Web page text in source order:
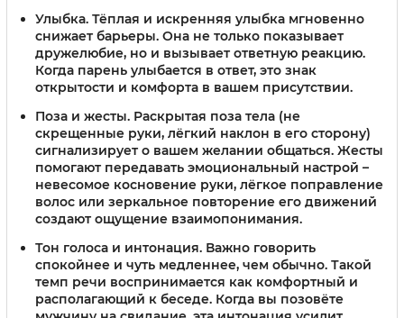
Улыбка. Тёплая и искренняя улыбка мгновенно
снижает барьеры. Она не только показывает
дружелюбие, но и вызывает ответную реакцию.
Когда парень улыбается в ответ, это знак
открытости и комфорта в вашем присутствии.
Поза и жесты. Раскрытая поза тела (не
скрещенные руки, лёгкий наклон в его сторону)
сигнализирует о вашем желании общаться. Жесты
помогают передавать эмоциональный настрой –
невесомое косновение руки, лёгкое поправление
волос или зеркальное повторение его движений
создают ощущение взаимопонимания.
Тон голоса и интонация. Важно говорить
спокойнее и чуть медленнее, чем обычно. Такой
темп речи воспринимается как комфортный и
располагающий к беседе. Когда вы позовёте